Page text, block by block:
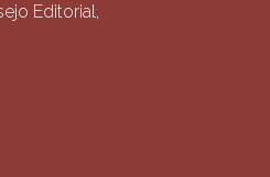
Editorial,